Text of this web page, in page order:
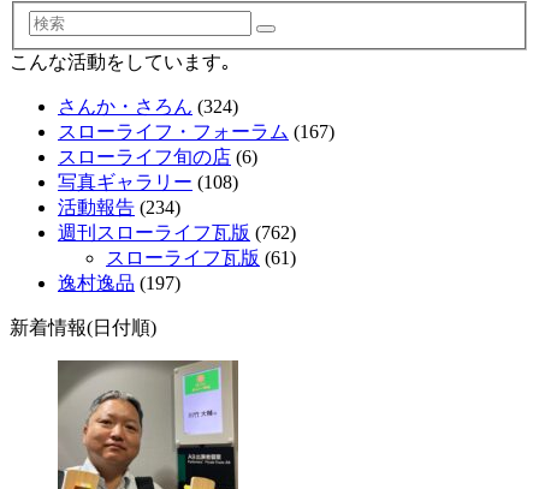
検
索
こんな活動をしています｡
さんか・さろん (324)
スローライフ・フォーラム (167)
スローライフ旬の店 (6)
写真ギャラリー (108)
活動報告 (234)
週刊スローライフ瓦版 (762)
スローライフ瓦版 (61)
逸村逸品 (197)
新着情報(日付順)